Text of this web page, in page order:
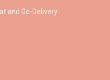
and Go-Delivery